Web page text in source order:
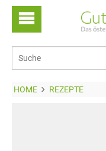
HOME REZEPTE